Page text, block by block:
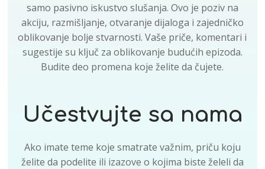
samo pasivno iskustvo slušanja. Ovo je poziv na
akciju, razmišljanje, otvaranje dijaloga i zajedničko
oblikovanje bolje stvarnosti. Vaše priče, komentari i
sugestije su ključ za oblikovanje budućih epizoda.
Budite deo promena koje želite da čujete.
Učestvujte sa nama
Ako imate teme koje smatrate važnim, priču koju
želite da podelite ili izazove o kojima biste želeli da